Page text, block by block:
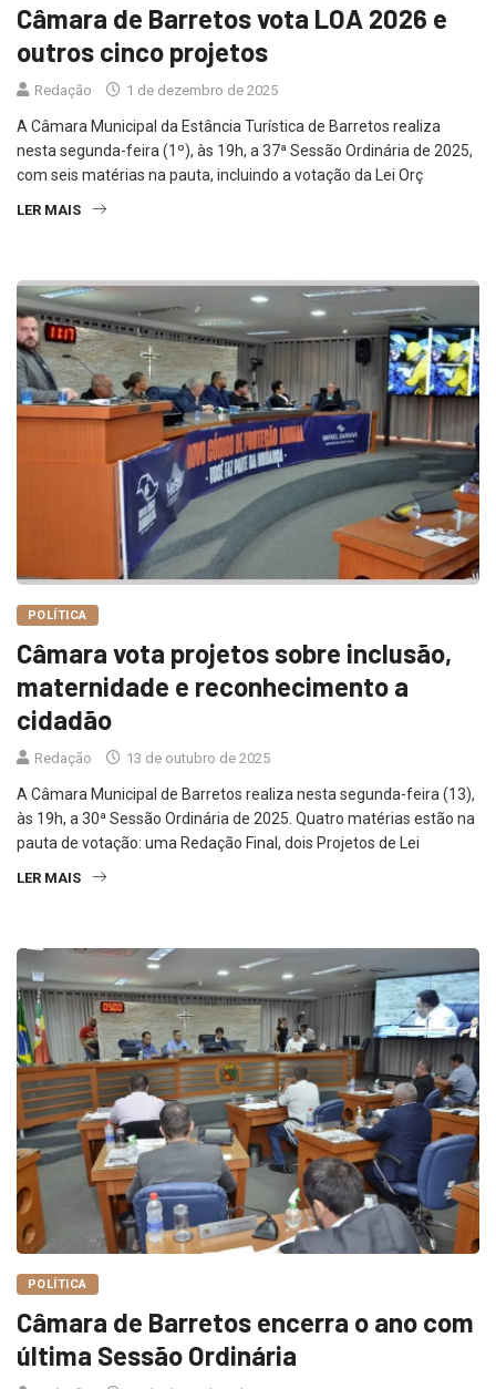
Câmara de Barretos vota LOA 2026 e
outros cinco projetos
Redação 1 de dezembro de 2025
A Câmara Municipal da Estância Turística de Barretos realiza
nesta segunda-feira (1º), às 19h, a 37ª Sessão Ordinária de 2025,
com seis matérias na pauta, incluindo a votação da Lei Orç
LER MAIS
POLÍTICA
Câmara vota projetos sobre inclusão,
maternidade e reconhecimento a
cidadão
Redação 13 de outubro de 2025
A Câmara Municipal de Barretos realiza nesta segunda-feira (13),
às 19h, a 30ª Sessão Ordinária de 2025. Quatro matérias estão na
pauta de votação: uma Redação Final, dois Projetos de Lei
LER MAIS
POLÍTICA
Câmara de Barretos encerra o ano com
última Sessão Ordinária